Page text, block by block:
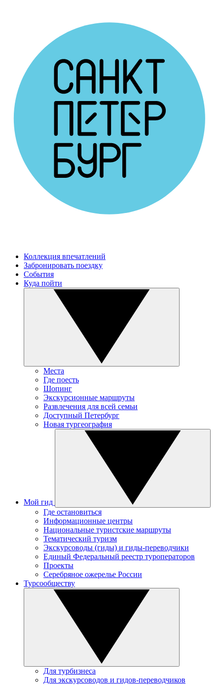
Коллекция впечатлений
Забронировать поездку
События
Куда пойти
Места
Где поесть
Шопинг
Экскурсионные маршруты
Развлечения для всей семьи
Доступный Петербург
Новая тургеография
Мой гид
Где остановиться
Информационные центры
Национальные туристские маршруты
Тематический туризм
Экскурсоводы (гиды) и гиды-переводчики
Единый Федеральный реестр туроператоров
Проекты
Серебряное ожерелье России
Турсообществу
Для турбизнеса
Для экскурсоводов и гидов-переводчиков